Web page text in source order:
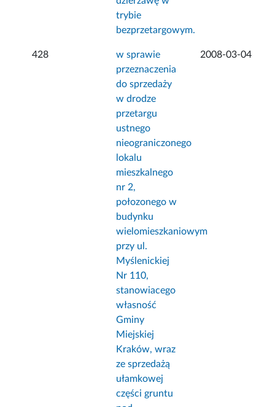
trybie
bezprzetargowym.
428
w sprawie
przeznaczenia
do sprzedaży
w drodze
przetargu
ustnego
nieograniczonego
lokalu
mieszkalnego
nr 2,
połozonego w
budynku
wielomieszkaniowym
przy ul.
Myślenickiej
Nr 110,
stanowiacego
własność
Gminy
Miejskiej
Kraków, wraz
ze sprzedażą
ułamkowej
części gruntu
2008-03-04